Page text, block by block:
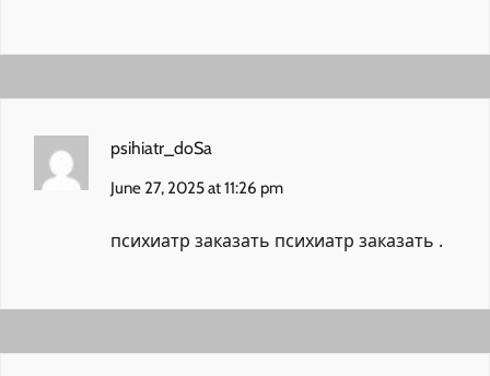
psihiatr_doSa
June 27, 2025 at 11:26 pm
психиатр заказать психиатр заказать .